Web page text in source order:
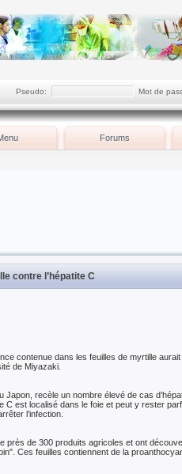
Pseudo: Mot de
Forums
contre l’hépatite C
contenue dans les feuilles de myrtille
de Miyazaki.
Japon, recèle un nombre élevé de cas
C est localisé dans le foie et peut y rester
l’infection.
près de 300 produits agricoles et ont
Ces feuilles contiennent de la